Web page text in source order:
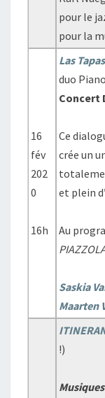
pour le
pour la
16
fév
202
0
16h
Las
duo
Concert
Ce
crée un
et plein
Au
Saskia
Maarten
!)
Musiques